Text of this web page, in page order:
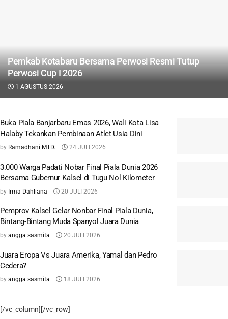
Pemkab Kotabaru Bersama Perwosi Resmi Tutup
Perwosi Cup I 2026
1 AGUSTUS 2026
Buka Piala Banjarbaru Emas 2026, Wali Kota Lisa
Halaby Tekankan Pembinaan Atlet Usia Dini
by Ramadhani MTD. 24 JULI 2026
3.000 Warga Padati Nobar Final Piala Dunia 2026
Bersama Gubernur Kalsel di Tugu Nol Kilometer
by Irma Dahliana 20 JULI 2026
Pemprov Kalsel Gelar Nonbar Final Piala Dunia,
Bintang-Bintang Muda Spanyol Juara Dunia
by angga sasmita 20 JULI 2026
Juara Eropa Vs Juara Amerika, Yamal dan Pedro
Cedera?
by angga sasmita 18 JULI 2026
[/vc_column][/vc_row]